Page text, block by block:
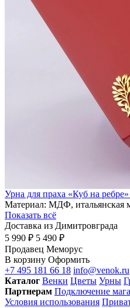
Урна для праха «Куб на
Материал: МДФ, итальянская
Показать всё
Доставка из Димитровграда
5 990 ₽ 5 490 ₽
Продавец Меморус
В корзину Оформить
+7 495 181 66 18 info@venok.ru
Каталог Венки Цветы Урны
Партнерам Подключение
Условия использования